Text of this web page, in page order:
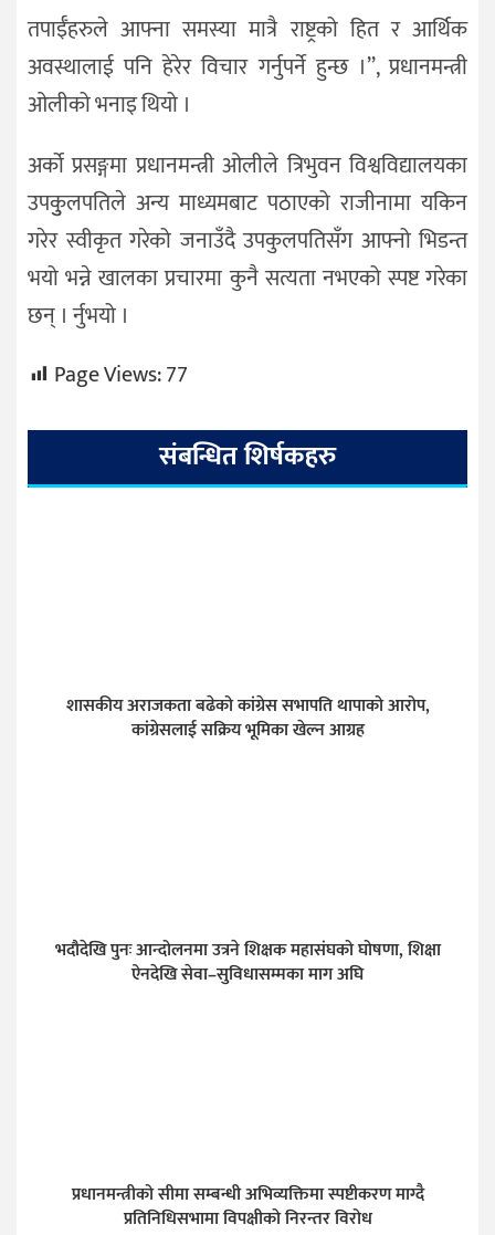
तपाईँहरुले आफ्ना समस्या मात्रै राष्ट्रको हित र आर्थिक
अवस्थालाई पनि हेरेर विचार गर्नुपर्ने हुन्छ ।’’, प्रधानमन्त्री
ओलीको भनाइ थियो ।
अर्को प्रसङ्गमा प्रधानमन्त्री ओलीले त्रिभुवन विश्वविद्यालयका
उपकुुलपतिले अन्य माध्यमबाट पठाएको राजीनामा यकिन
गरेर स्वीकृत गरेको जनाउँदै उपकुलपतिसँग आफ्नो भिडन्त
भयो भन्ने खालका प्रचारमा कुनै सत्यता नभएको स्पष्ट गरेका
छन् । र्नुभयो ।
Page Views:77
संबन्धित शिर्षकहरु
शासकीय अराजकता बढेको कांग्रेस सभापति थापाको आरोप,
कांग्रेसलाई सक्रिय भूमिका खेल्न आग्रह
भदौदेखि पुनः आन्दोलनमा उत्रने शिक्षक महासंघको घोषणा, शिक्षा
ऐनदेखि सेवा–सुविधासम्मका माग अघि
प्रधानमन्त्रीको सीमा सम्बन्धी अभिव्यक्तिमा स्पष्टीकरण माग्दै
प्रतिनिधिसभामा विपक्षीको निरन्तर विरोध